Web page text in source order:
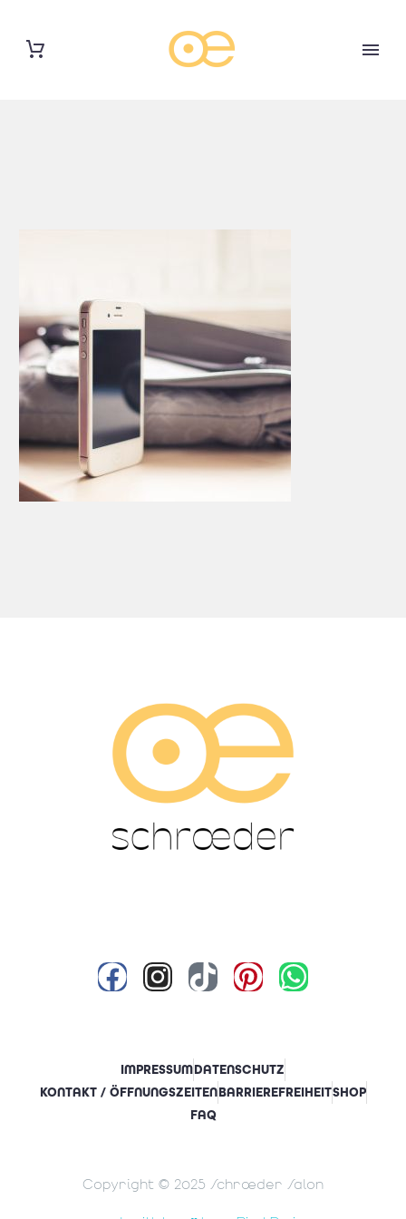
IMPRESSUMDATENSCHUTZ
KONTAKT / ÖFFNUNGSZEITENBARRIEREFREIHEITSHOP
FAQ
Copyright © 2025 Schrœder Salon